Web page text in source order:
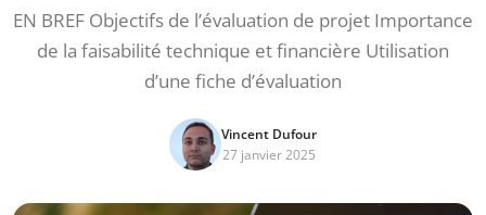
EN BREF Objectifs de l’évaluation de projet Importance
de la faisabilité technique et financière Utilisation
d’une fiche d’évaluation
Vincent Dufour
27 janvier 2025